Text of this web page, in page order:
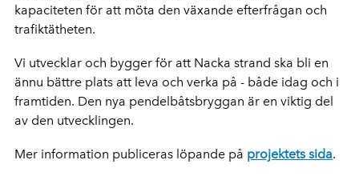
kapaciteten för att möta den växande efterfrågan och
trafiktätheten.
Vi utvecklar och bygger för att Nacka strand ska bli en
ännu bättre plats att leva och verka på - både idag och i
framtiden. Den nya pendelbåtsbryggan är en viktig del
av den utvecklingen.
Mer information publiceras löpande på projektets sida.